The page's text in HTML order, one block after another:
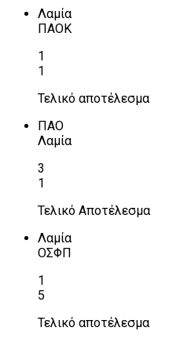
Λαμία
ΠΑΟΚ
1
1
Τελικό αποτέλεσμα
ΠΑΟ
Λαμία
3
1
Τελικό Αποτέλεσμα
Λαμία
ΟΣΦΠ
1
5
Τελικό αποτέλεσμα